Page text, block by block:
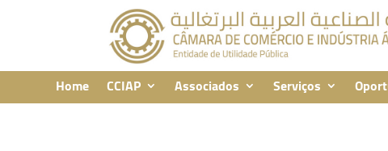
Home CCIAP Associados Serviços